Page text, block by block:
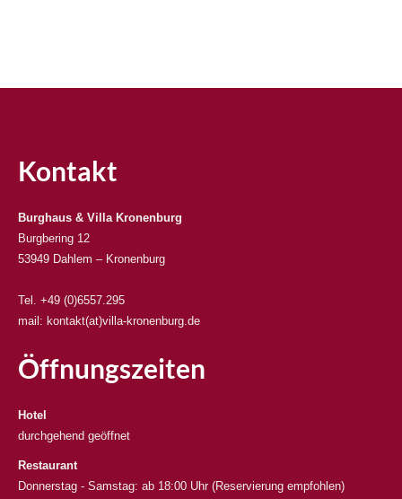
Kontakt
Burghaus & Villa Kronenburg
Burgbering 12
53949 Dahlem – Kronenburg
Tel. +49 (0)6557.295
mail: kontakt(at)villa-kronenburg.de
Öffnungszeiten
Hotel
durchgehend geöffnet
Restaurant
Donnerstag - Samstag: ab 18:00 Uhr (Reservierung empfohlen)